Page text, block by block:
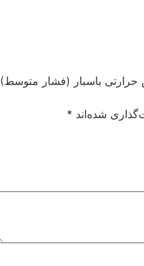
حرارتی باسبار (فشار متوسط)|
شده‌اند *